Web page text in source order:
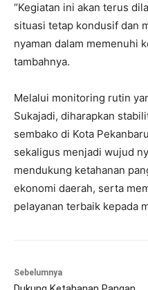
“Kegiatan ini akan terus
situasi tetap kondusif dan
nyaman dalam memenuhi
tambahnya.
Melalui monitoring rutin
Sukajadi, diharapkan
sembako di Kota
sekaligus menjadi wujud
mendukung ketahanan
ekonomi daerah, serta
pelayanan terbaik kepada
Sebelumnya